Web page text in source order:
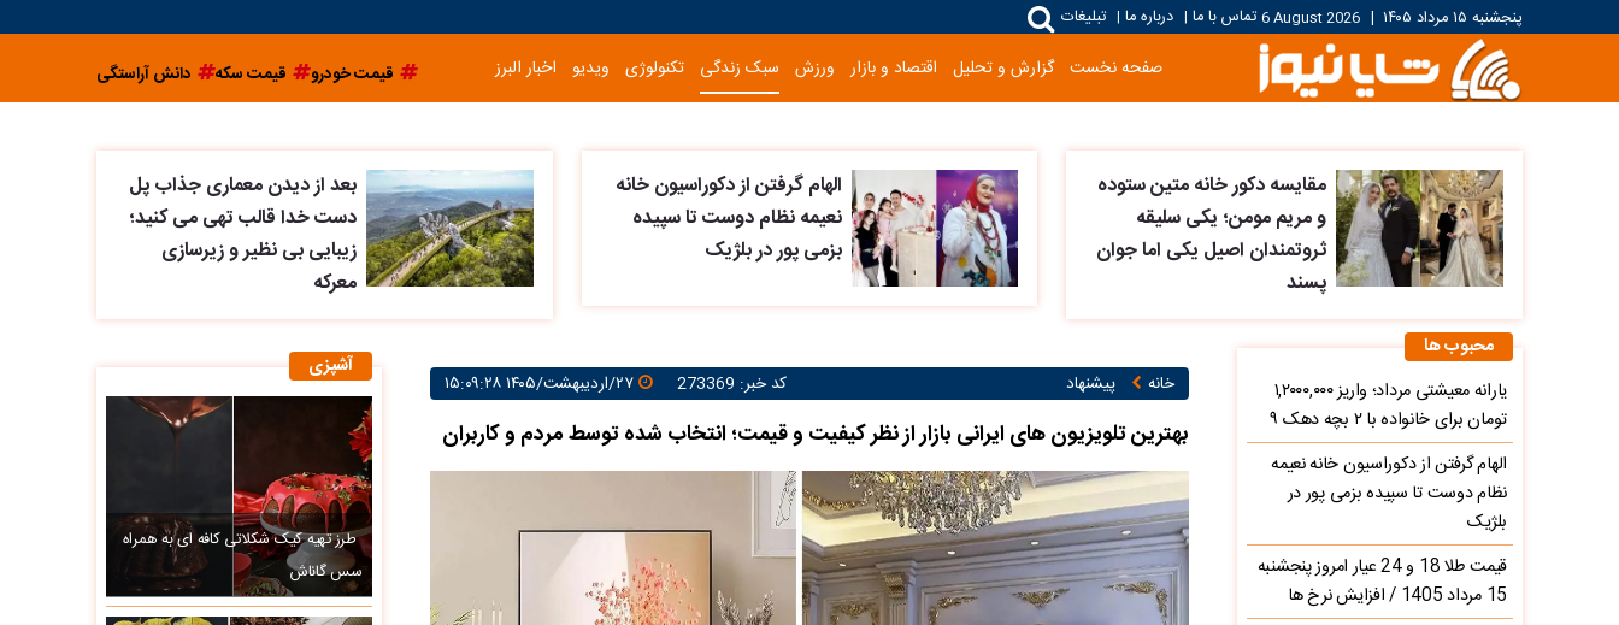
پنجشنبه ۱۵ مرداد ۱۴۰۵ |
6 August 2026تماس با ما | درباره ما | تبلیغات
صفحه نخست گزارش و تحلیل اقتصاد و بازار ورزش سبک زندگی تکنولوژی ویدیو اخبار البرز قیمت خودرو قیمت سکه دانش آراستگی
مقایسه دکور خانه متین ستوده
و مریم مومن؛ یکی سلیقه
ثروتمندان اصیل یکی اما جوان
پسند
الهام گرفتن از دکوراسیون خانه
نعیمه نظام دوست تا سپیده
بزمی پور در بلژیک
بعد از دیدن معماری جذاب پل
دست خدا قالب تهی می کنید؛
زیبایی بی نظیر و زیرسازی
معرکه
خانه پیشنهاد کد خبر: 273369 ۲۷/اردیبهشت/۱۴۰۵ ۱۵:۰۹:۲۸
بهترین تلویزیون های ایرانی بازار از نظر کیفیت و قیمت؛ انتخاب شده توسط مردم و کاربران
آشپزی
طرز تهیه کیک شکلاتی کافه ای به همراه
سس گاناش
محبوب ها
یارانه معیشتی مرداد؛ واریز ۱,۲۰۰۰,۰۰۰
تومان برای خانواده با ۲ بچه دهک ۹
الهام گرفتن از دکوراسیون خانه نعیمه
نظام دوست تا سپیده بزمی پور در
بلژیک
قیمت طلا 18 و 24 عیار امروز پنجشنبه
15 مرداد 1405 / افزایش نرخ ها